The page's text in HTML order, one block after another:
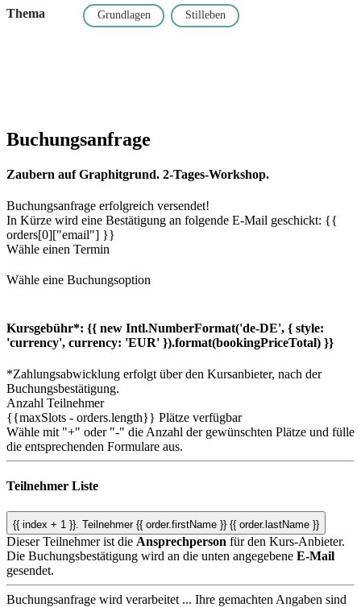
Thema Grundlagen Stilleben
Buchungsanfrage
Zaubern auf Graphitgrund. 2-Tages-Workshop.
Buchungsanfrage erfolgreich versendet!
In Kürze wird eine Bestätigung an folgende E-Mail geschickt: {{
orders[0]["email"] }}
Wähle einen Termin
Wähle eine Buchungsoption
Kursgebühr*: {{ new Intl.NumberFormat('de-DE', { style:
'currency', currency: 'EUR' }).format(bookingPriceTotal) }}
*Zahlungsabwicklung erfolgt über den Kursanbieter, nach der
Buchungsbestätigung.
Anzahl Teilnehmer
{{maxSlots - orders.length}} Plätze verfügbar
Wähle mit "+" oder "-" die Anzahl der gewünschten Plätze und fülle
die entsprechenden Formulare aus.
Teilnehmer Liste
{{ index + 1 }}. Teilnehmer {{ order.firstName }} {{ order.lastName }}
Dieser Teilnehmer ist die Ansprechperson für den Kurs-Anbieter.
Die Buchungsbestätigung wird an die unten angegebene E-Mail
gesendet.
Buchungsanfrage wird verarbeitet ... Ihre gemachten Angaben sind